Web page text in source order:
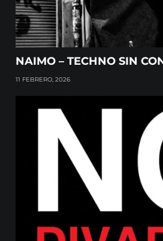
NAIMO – TECHNO SIN
11 FEBRERO, 2026